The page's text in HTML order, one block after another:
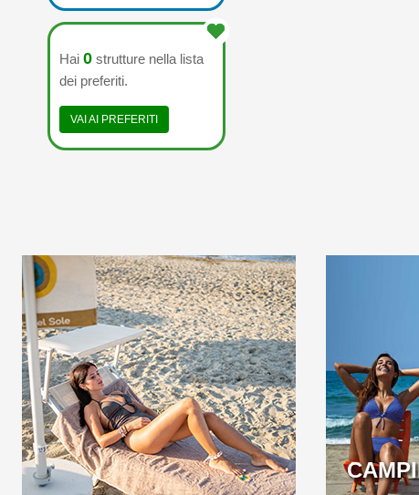
Hai 0 strutture nella lista
dei preferiti.
VAI AI PREFERITI
A BEACH OVER 1KM
LONG LOCATED IN THE
BEAUTIFUL GOLFO DI
GAETA